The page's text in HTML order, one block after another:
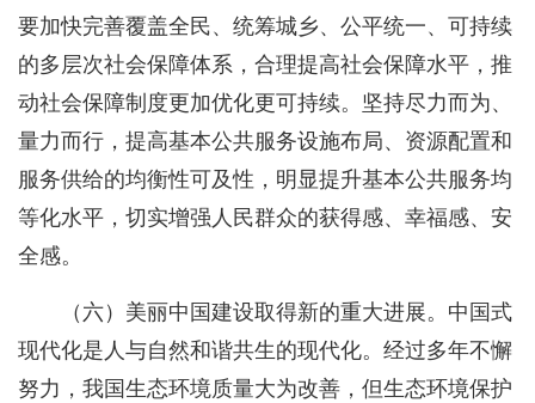
要加快完善覆盖全民、统筹城乡、公平统一、可持续
的多层次社会保障体系，合理提高社会保障水平，推
动社会保障制度更加优化更可持续。坚持尽力而为、
量力而行，提高基本公共服务设施布局、资源配置和
服务供给的均衡性可及性，明显提升基本公共服务均
等化水平，切实增强人民群众的获得感、幸福感、安
全感。
（六）美丽中国建设取得新的重大进展。中国式
现代化是人与自然和谐共生的现代化。经过多年不懈
努力，我国生态环境质量大为改善，但生态环境保护